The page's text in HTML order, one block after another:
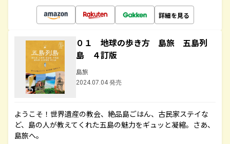
詳細を見る
０１ 地球の歩き方 島旅 五島列
島 ４訂版
島旅
2024.07.04 発売
ようこそ！世界遺産の教会、絶品島ごはん、古民家ステイな
ど、島の人が教えてくれた五島の魅力をギュッと凝縮。さあ、
島旅へ。